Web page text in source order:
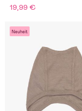
19,99 €
Neuheit